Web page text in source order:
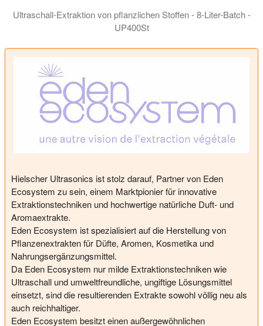
Ultraschall-Extraktion von pflanzlichen Stoffen - 8-Liter-Batch -
UP400St
Hielscher Ultrasonics ist stolz darauf, Partner von Eden
Ecosystem zu sein, einem Marktpionier für innovative
Extraktionstechniken und hochwertige natürliche Duft- und
Aromaextrakte.
Eden Ecosystem ist spezialisiert auf die Herstellung von
Pflanzenextrakten für Düfte, Aromen, Kosmetika und
Nahrungsergänzungsmittel.
Da Eden Ecosystem nur milde Extraktionstechniken wie
Ultraschall und umweltfreundliche, ungiftige Lösungsmittel
einsetzt, sind die resultierenden Extrakte sowohl völlig neu als
auch reichhaltiger.
Eden Ecosystem besitzt einen außergewöhnlichen